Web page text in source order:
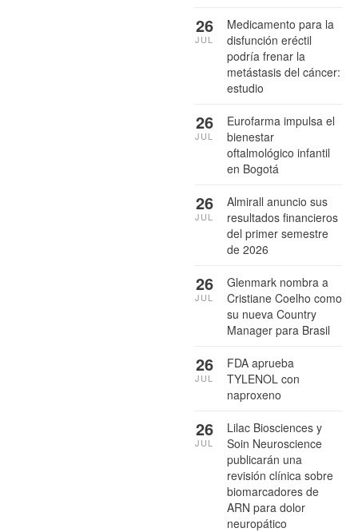
Medicamento para la
disfunción eréctil
podría frenar la
metástasis del cáncer:
estudio
26
JUL
Eurofarma impulsa el
bienestar
oftalmológico infantil
en Bogotá
26
JUL
Almirall anuncio sus
resultados financieros
del primer semestre
de 2026
26
JUL
Glenmark nombra a
Cristiane Coelho como
su nueva Country
Manager para Brasil
26
JUL
FDA aprueba
TYLENOL con
naproxeno
26
JUL
Lilac Biosciences y
Soin Neuroscience
publicarán una
revisión clínica sobre
biomarcadores de
ARN para dolor
neuropático
26
JUL